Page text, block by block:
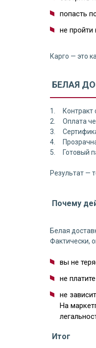
попасть
не
Карго — это
БЕЛАЯ
1. Контракт
2. Оплата
3.
4.
5. Готовый
Результат —
Почему
Белая
Фактически,
вы не
не
не
На
Итог